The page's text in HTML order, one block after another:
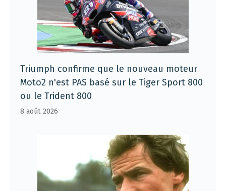
Triumph confirme que le nouveau moteur
Moto2 n'est PAS basé sur le Tiger Sport 800
ou le Trident 800
8 août 2026